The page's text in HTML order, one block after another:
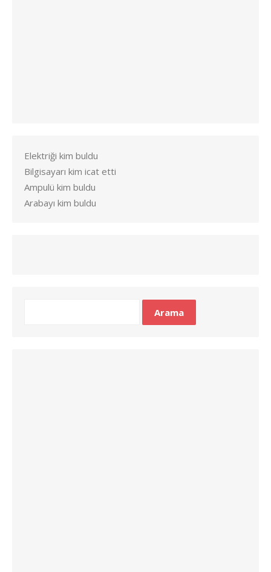
Elektriği kim buldu
Bilgisayarı kim icat etti
Ampulü kim buldu
Arabayı kim buldu